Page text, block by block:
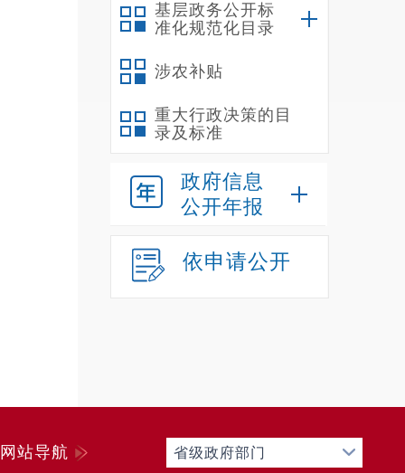
基层政务公开标
准化规范化目录
涉农补贴
重大行政决策的目
录及标准
政府信息
公开年报
依申请公开
网站导航 省级政府部门